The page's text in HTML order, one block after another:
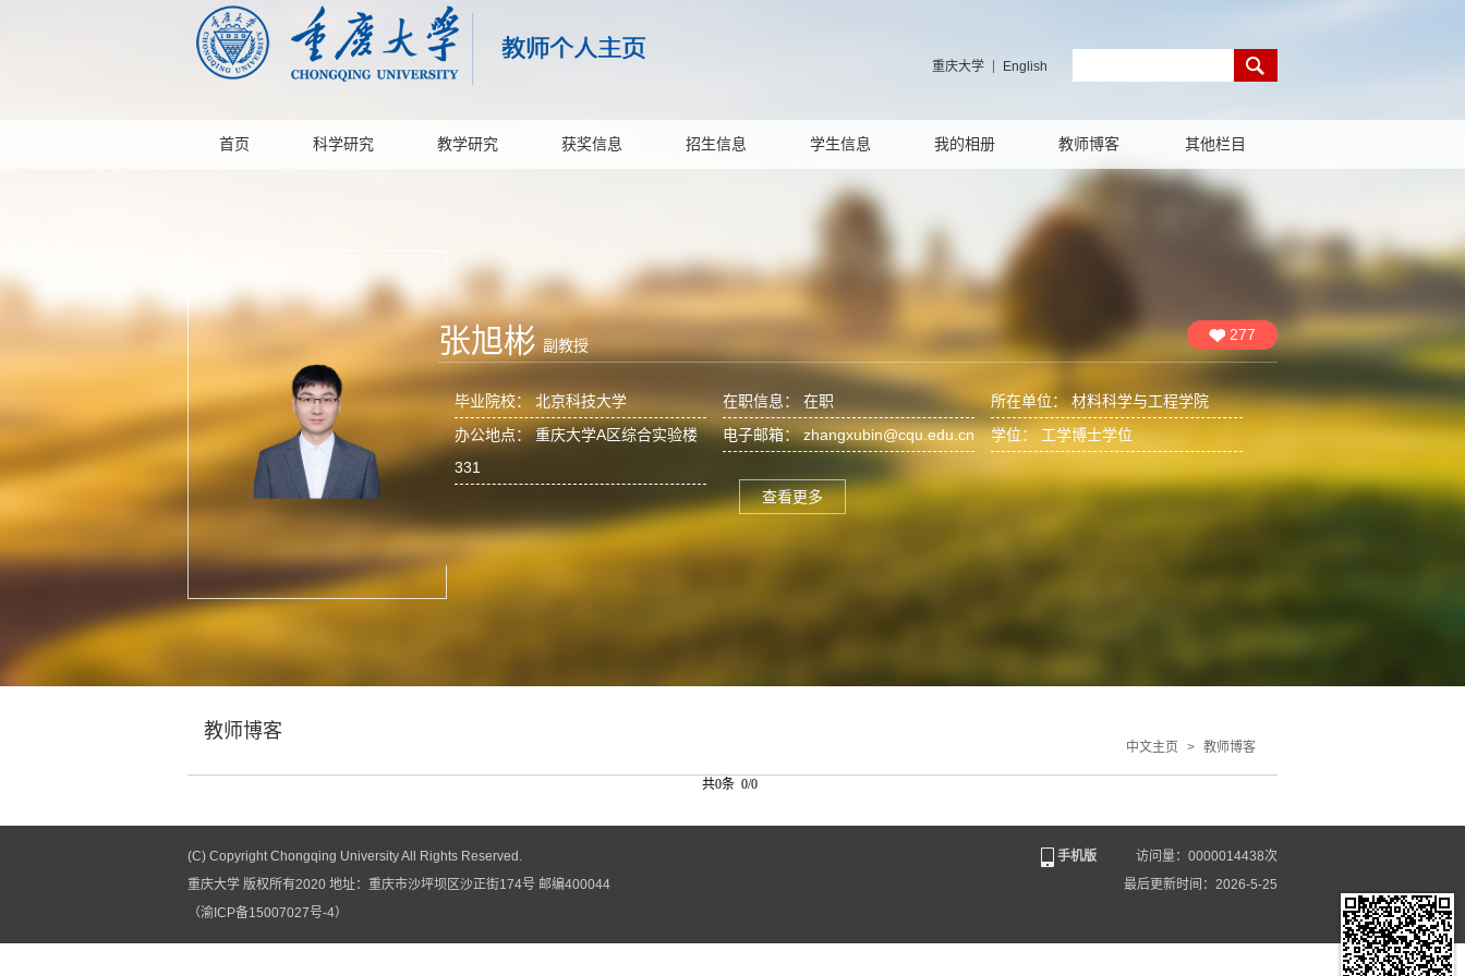
重庆大学 English
首页 科学研究 教学研究 获奖信息 招生信息 学生信息 我的相册 教师博客 其他栏目
张旭彬 副教授
277
毕业院校： 北京科技大学 在职信息： 在职
所在单位： 材料科学与工程学院
办公地点： 重庆大学A区综合实验楼
331
电子邮箱：zhangxubin@cqu.edu.cn 学位： 工学博士学位
查看更多
教师博客
中文主页 > 教师博客
共0条 0/0
(C) Copyright Chongqing University All Rights Reserved.
重庆大学 版权所有2020 地址：重庆市沙坪坝区沙正街174号 邮编400044
（渝ICP备15007027号-4）
手机版 访问量： 0000014438次
最后更新时间： 2026-5-25